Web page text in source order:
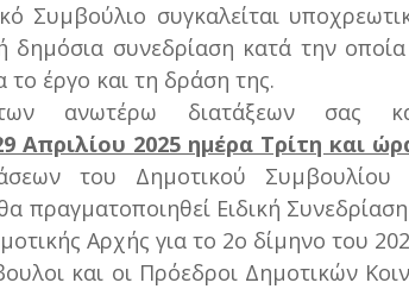
Συμβούλιο συγκαλείται
δημόσια συνεδρίαση κατά την
το έργο και τη δράση της.
ανωτέρω διατάξεων σας
Απριλίου 2025 ημέρα Τρίτη και
του Δημοτικού
πραγματοποιηθεί Ειδική
Αρχής για το 2ο δίμηνο του
και οι Πρόεδροι Δημοτικών